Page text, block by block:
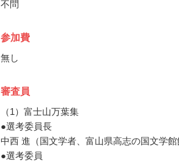
不問
参加費
無し
審査員
（1）富士山万葉集
●選考委員長
中西 進（国文学者、富山県高志の国文学館
●選考委員